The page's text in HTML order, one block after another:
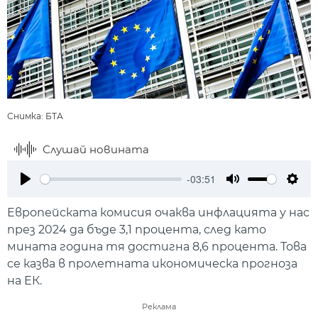
Снимка: БТА
Слушай новината
-03:51
Европейската комисия очаква инфлацията у нас
през 2024 да бъде 3,1 процента, след като
мината година тя достигна 8,6 процента. Това
се казва в пролетната икономическа прогноза
на ЕК.
Реклама